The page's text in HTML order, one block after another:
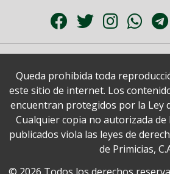
Queda prohibida toda
este sitio de internet. Los
encuentran protegidos por la Ley
Cualquier copia no autorizada
publicados viola las leyes de
de Primicias,